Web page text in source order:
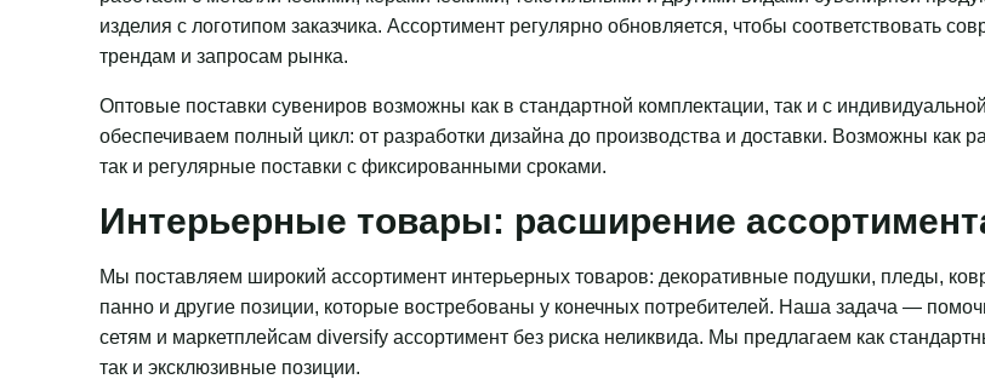
изделия с логотипом заказчика. Ассортимент регулярно обновляется, чтобы соответствовать
трендам и запросам рынка.
Оптовые поставки сувениров возможны как в стандартной комплектации, так и с
обеспечиваем полный цикл: от разработки дизайна до производства и доставки. Возможны как
так и регулярные поставки с фиксированными сроками.
Интерьерные товары: расширение
Мы поставляем широкий ассортимент интерьерных товаров: декоративные подушки, пледы,
панно и другие позиции, которые востребованы у конечных потребителей. Наша задача —
сетям и маркетплейсам diversify ассортимент без риска неликвида. Мы предлагаем как
так и эксклюзивные позиции.